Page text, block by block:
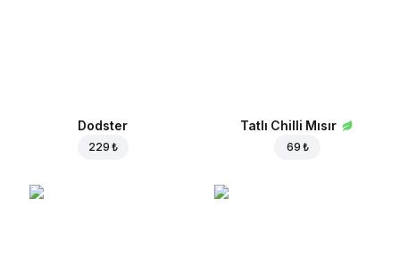
Dodster
229 ₺
Tatlı Chilli Mısır
69 ₺